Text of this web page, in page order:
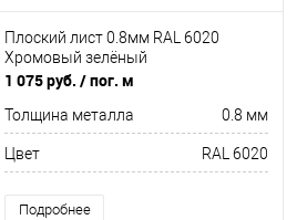
Плоский лист 0.8мм RAL 6020
Хромовый зелёный
1 075 руб. / пог. м
Толщина металла 0.8 мм
Цвет RAL 6020
Подробнее